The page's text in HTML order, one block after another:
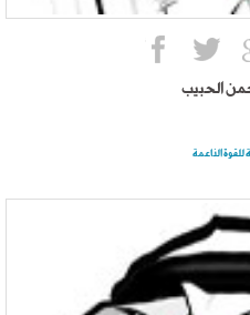
الحبيب
للقوة الناعمة